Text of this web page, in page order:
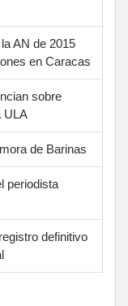
AN de 2015
en Caracas
sobre
ULA
de Barinas
periodista
definitivo